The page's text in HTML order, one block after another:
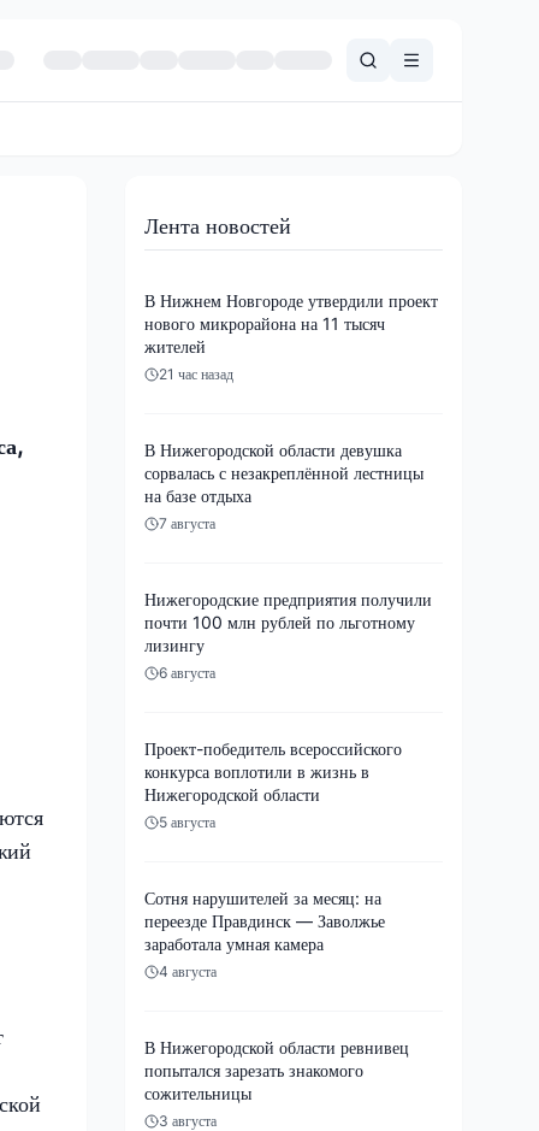
Лента новостей
В Нижнем Новгороде утвердили проект
нового микрорайона на 11 тысяч
жителей
21 час назад
В Нижегородской области девушка
сорвалась с незакреплённой лестницы
на базе отдыха
7 августа
Нижегородские предприятия получили
почти 100 млн рублей по льготному
лизингу
6 августа
Проект-победитель всероссийского
конкурса воплотили в жизнь в
Нижегородской области
5 августа
Сотня нарушителей за месяц: на
переезде Правдинск — Заволжье
заработала умная камера
4 августа
В Нижегородской области ревнивец
попытался зарезать знакомого
сожительницы
3 августа